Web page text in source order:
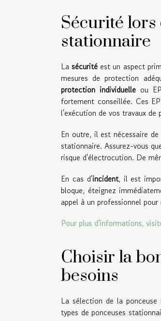
Sécurité
stationnaire
Lasécurité est un aspect
mesures de protection
protection individuelleou
fortement conseillée. Ces
l'exécution de vos travaux de
En outre, il est nécessaire
stationnaire. Assurez-vous
risque d'électrocution. De
En cas d'incident, il est
bloque, éteignez
appel à un professionnel
Pour plus d'informations,
Choisir la
besoins
La sélection de la
types de ponceuses